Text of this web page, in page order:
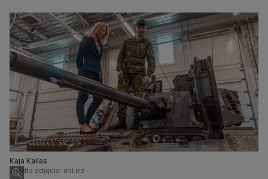
Kaja Kallas
Źródło zdjęcia: mil.ee